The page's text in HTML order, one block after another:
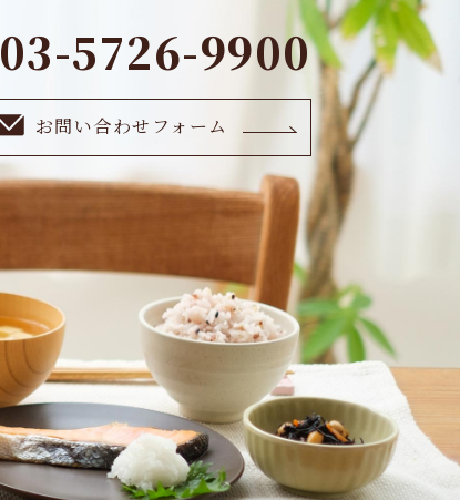
03-5726-9900
お問い合わせフォーム